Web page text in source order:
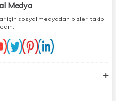
Medya
için sosyal medyadan bizleri takip
edin.